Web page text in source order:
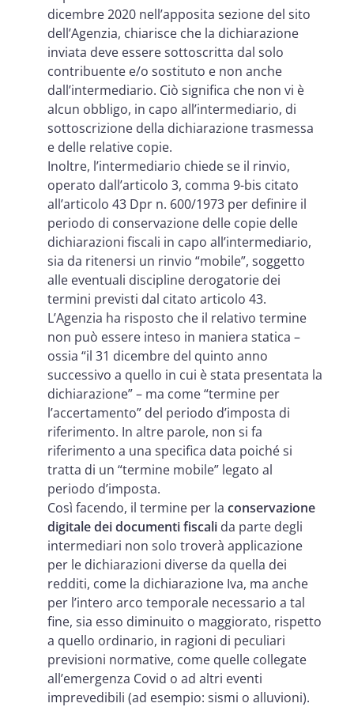
dicembre 2020 nell’apposita sezione del sito
dell’Agenzia, chiarisce che la dichiarazione
inviata deve essere sottoscritta dal solo
contribuente e/o sostituto e non anche
dall’intermediario. Ciò significa che non vi è
alcun obbligo, in capo all’intermediario, di
sottoscrizione della dichiarazione trasmessa
e delle relative copie.
Inoltre, l’intermediario chiede se il rinvio,
operato dall’articolo 3, comma 9-bis citato
all’articolo 43 Dpr n. 600/1973 per definire il
periodo di conservazione delle copie delle
dichiarazioni fiscali in capo all’intermediario,
sia da ritenersi un rinvio “mobile”, soggetto
alle eventuali discipline derogatorie dei
termini previsti dal citato articolo 43.
L’Agenzia ha risposto che il relativo termine
non può essere inteso in maniera statica –
ossia “il 31 dicembre del quinto anno
successivo a quello in cui è stata presentata la
dichiarazione” – ma come “termine per
l’accertamento” del periodo d’imposta di
riferimento. In altre parole, non si fa
riferimento a una specifica data poiché si
tratta di un “termine mobile” legato al
periodo d’imposta.
Così facendo, il termine per la conservazione
digitale dei documenti fiscali da parte degli
intermediari non solo troverà applicazione
per le dichiarazioni diverse da quella dei
redditi, come la dichiarazione Iva, ma anche
per l’intero arco temporale necessario a tal
fine, sia esso diminuito o maggiorato, rispetto
a quello ordinario, in ragioni di peculiari
previsioni normative, come quelle collegate
all’emergenza Covid o ad altri eventi
imprevedibili (ad esempio: sismi o alluvioni).